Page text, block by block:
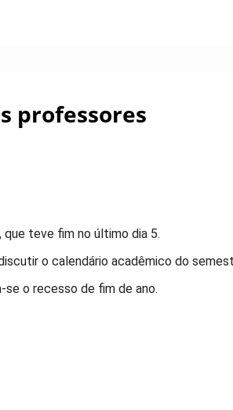
professores
que teve fim no último dia 5.
o calendário acadêmico do
se o recesso de fim de ano.